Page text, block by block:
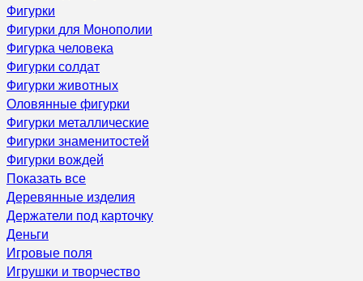
Фигурки
Фигурки для Монополии
Фигурка человека
Фигурки солдат
Фигурки животных
Оловянные фигурки
Фигурки металлические
Фигурки знаменитостей
Фигурки вождей
Показать все
Деревянные изделия
Держатели под карточку
Деньги
Игровые поля
Игрушки и творчество